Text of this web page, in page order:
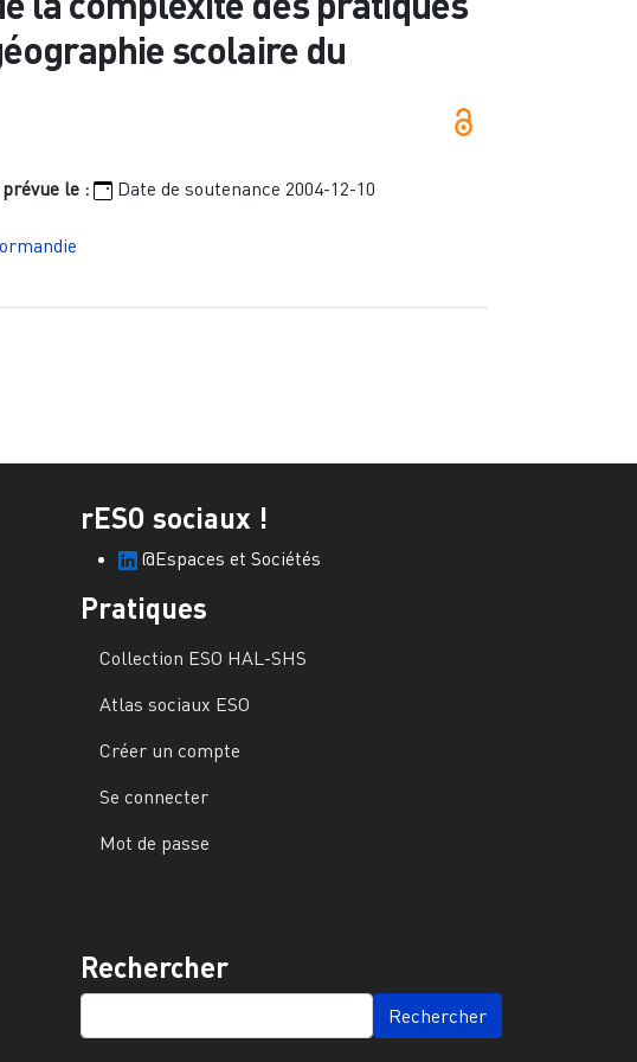
scolaire du
le : Date de soutenance 2004-12-10
rESO sociaux !
@Espaces et Sociétés
Pratiques
Collection ESO HAL-SHS
Atlas sociaux ESO
Créer un compte
Se connecter
Mot de passe
Rechercher
SEARCH